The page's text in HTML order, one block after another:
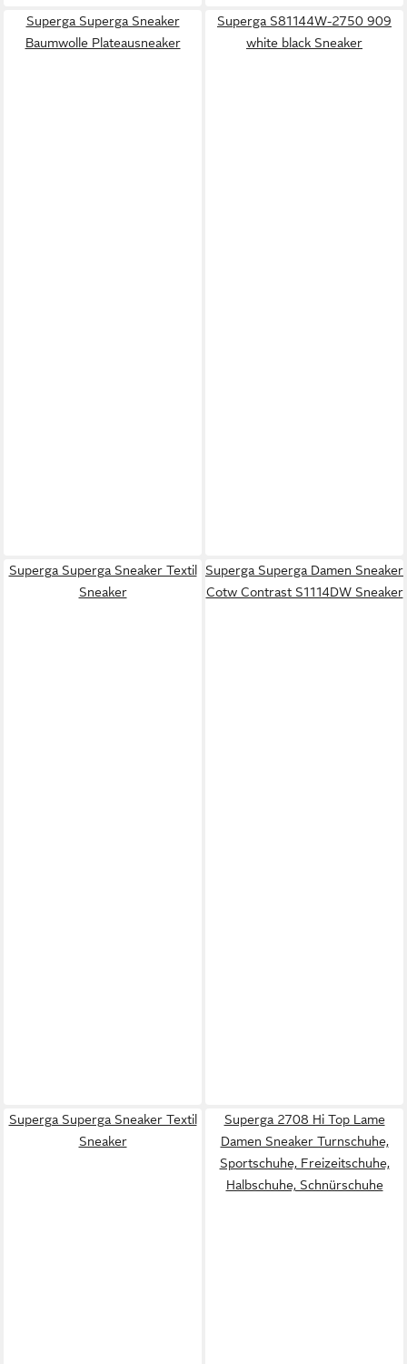
Superga Superga Sneaker
Baumwolle Plateausneaker
Superga S81144W-2750 909
white black Sneaker
Superga Superga Sneaker Textil
Sneaker
Superga Superga Damen Sneaker
Cotw Contrast S1114DW Sneaker
Superga Superga Sneaker Textil
Sneaker
Superga 2708 Hi Top Lame
Damen Sneaker Turnschuhe,
Sportschuhe, Freizeitschuhe,
Halbschuhe, Schnürschuhe